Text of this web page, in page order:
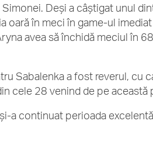
Deși a câștigat unul
oară în meci în game-ul imediat
avea să închidă meciul în
Sabalenka a fost reverul, cu
cele 28 venind de pe această
a continuat perioada